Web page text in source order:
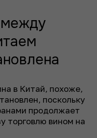
в Китай, похоже,
поскольку
продолжает
торговлю вином на